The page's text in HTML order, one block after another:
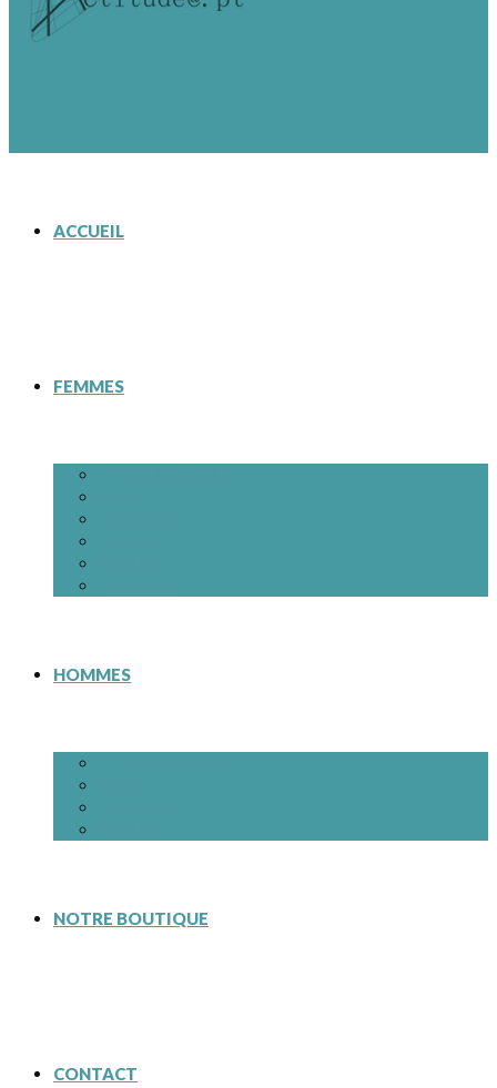
ACCUEIL
FEMMES
HOMMES
NOTRE BOUTIQUE
CONTACT